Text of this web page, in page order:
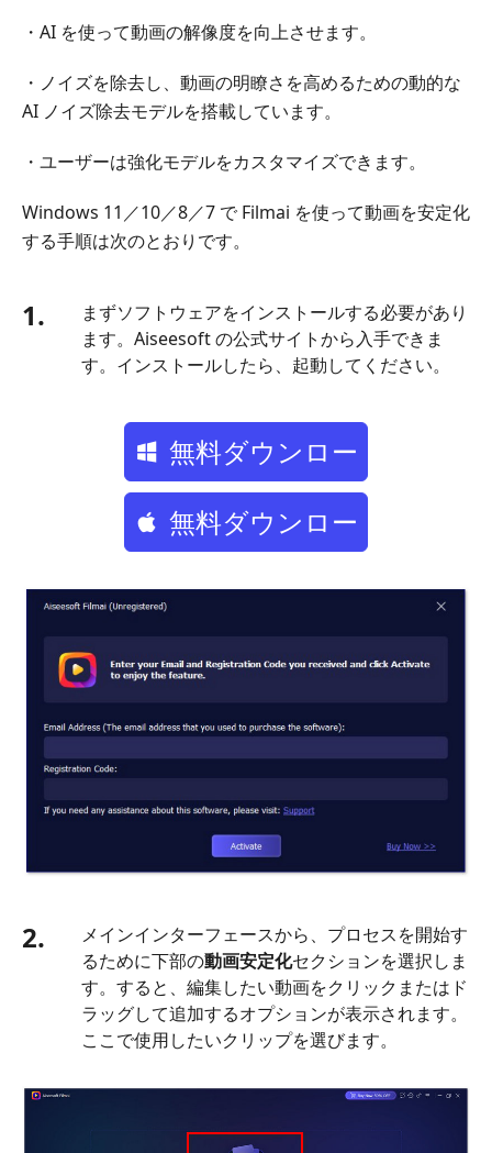
で
画
を
定
す
る
ー
ト
2.
す
パ
ー
ト
iPhone
／
を
安
定
化
す
ー
・AI を使って動画の解像度を向上させます。
・ノイズを除去し、動画の明瞭さを高めるための動的な
AI ノイズ除去モデルを搭載しています。
・ユーザーは強化モデルをカスタマイズできます。
Windows 11／10／8／7 で Filmai を使って動画を安定化
する手順は次のとおりです。
1.
まずソフトウェアをインストールする必要があり
ます。Aiseesoft の公式サイトから入手できま
す。インストールしたら、起動してください。
無料ダウンロー
ド
無料ダウンロー
2.
メインインターフェースから、プロセスを開始す
るために下部の動画安定化セクションを選択しま
す。すると、編集したい動画をクリックまたはド
ラッグして追加するオプションが表示されます。
ここで使用したいクリップを選びます。